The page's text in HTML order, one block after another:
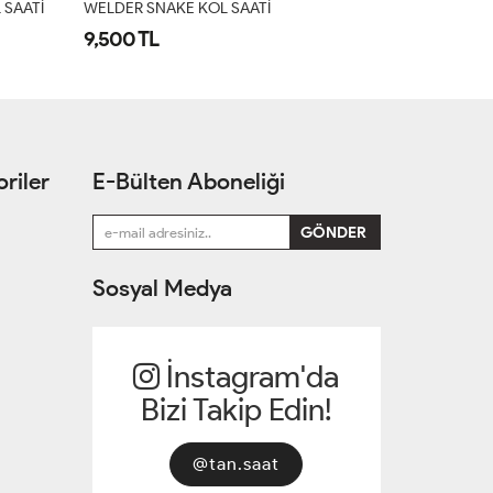
GUESS KADIN KOL SAATI
10,922 TL
E-Bülten Aboneliği
Sosyal Medya
İnstagram'da
Bizi Takip Edin!
@tan.saat